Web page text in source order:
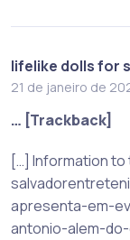
lifelike dolls for
21 de janeiro de
… [Trackback]
[…] Information to
apresenta-em-
antonio-alem-